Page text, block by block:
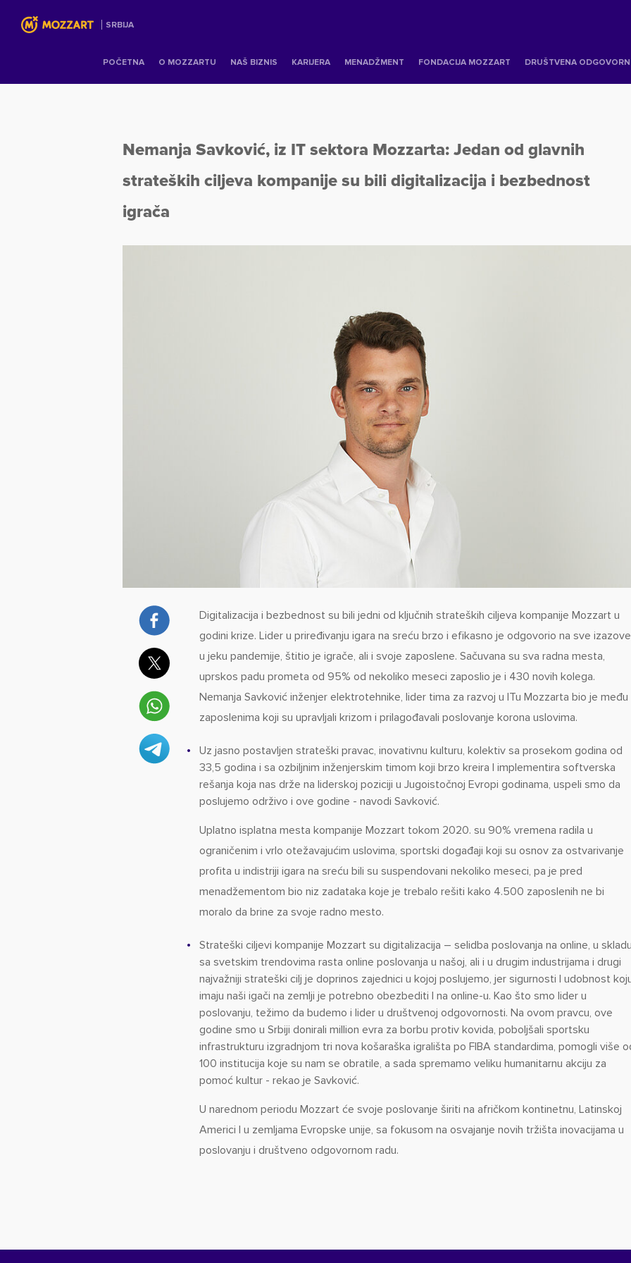
SRBIJA
POČETNA O MOZZARTU NAŠ BIZNIS KARIJERA MENADŽMENT FONDACIJA MOZZART DRUŠTVENA
Nemanja Savković, iz IT sektora Mozzarta: Jedan od glavnih
strateških ciljeva kompanije su bili digitalizacija i bezbednost
igrača
Digitalizacija i bezbednost su bili jedni od ključnih strateških ciljeva kompanije Mozzart u
godini krize. Lider u priređivanju igara na sreću brzo i efikasno je odgovorio na sve izazove
u jeku pandemije, štitio je igrače, ali i svoje zaposlene. Sačuvana su sva radna mesta,
uprskos padu prometa od 95% od nekoliko meseci zaposlio je i 430 novih kolega.
Nemanja Savković inženjer elektrotehnike, lider tima za razvoj u ITu Mozzarta bio je među
zaposlenima koji su upravljali krizom i prilagođavali poslovanje korona uslovima.
Uz jasno postavljen strateški pravac, inovativnu kulturu, kolektiv sa prosekom godina od
33,5 godina i sa ozbiljnim inženjerskim timom koji brzo kreira I implementira softverska
rešanja koja nas drže na liderskoj poziciji u Jugoistočnoj Evropi godinama, uspeli smo da
poslujemo održivo i ove godine - navodi Savković.
Uplatno isplatna mesta kompanije Mozzart tokom 2020. su 90% vremena radila u
ograničenim i vrlo otežavajućim uslovima, sportski događaji koji su osnov za ostvarivanje
profita u indistriji igara na sreću bili su suspendovani nekoliko meseci, pa je pred
menadžementom bio niz zadataka koje je trebalo rešiti kako 4.500 zaposlenih ne bi
moralo da brine za svoje radno mesto.
Strateški ciljevi kompanije Mozzart su digitalizacija – selidba poslovanja na online, u
sa svetskim trendovima rasta online poslovanja u našoj, ali i u drugim industrijama i drugi
najvažniji strateški cilj je doprinos zajednici u kojoj poslujemo, jer sigurnosti I udobnost
imaju naši igači na zemlji je potrebno obezbediti I na online-u. Kao što smo lider u
poslovanju, težimo da budemo i lider u društvenoj odgovornosti. Na ovom pravcu, ove
godine smo u Srbiji donirali million evra za borbu protiv kovida, poboljšali sportsku
infrastrukturu izgradnjom tri nova košaraška igrališta po FIBA standardima, pomogli više
100 institucija koje su nam se obratile, a sada spremamo veliku humanitarnu akciju za
pomoć kultur - rekao je Savković.
U narednom periodu Mozzart će svoje poslovanje širiti na afričkom kontinetnu, Latinskoj
Americi I u zemljama Evropske unije, sa fokusom na osvajanje novih tržišta inovacijama u
poslovanju i društveno odgovornom radu.